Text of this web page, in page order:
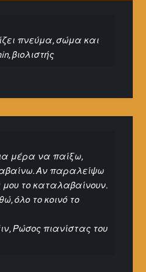
πνεύμα, σώμα και
βιολιστής
μέρα να παίξω,
Αν παραλείψω
μου το καταλαβαίνουν.
όλο το κοινό το
Ρώσος πιανίστας του